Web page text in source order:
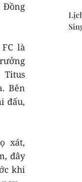
Đồng
là
Titus
Bên
đấu,
xát,
đây
khi